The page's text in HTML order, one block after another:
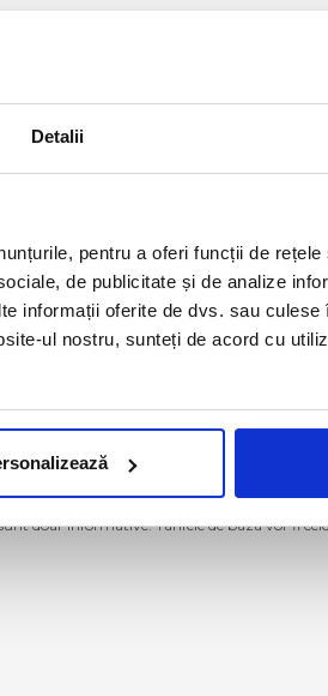
Detalii
pentru a oferi funcții de
de publicitate și de analize
informații oferite de dvs. sau
ul nostru, sunteți de acord cu
cu autocarele proprii Tabita Tour. Pentru
doar informative. Tarifele de baza vor fi